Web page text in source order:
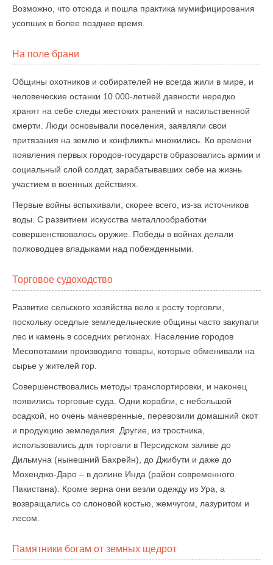
Возможно, что отсюда и пошла практика мумифицирования
усопших в более позднее время.
На поле брани
Общины охотников и собирателей не всегда жили в мире, и
человеческие останки 10 000-летней давности нередко
хранят на себе следы жестоких ранений и насильственной
смерти. Люди основывали поселения, заявляли свои
притязания на землю и конфликты множились. Ко времени
появления первых городов-государств образовались армии и
социальный слой солдат, зарабатывавших себе на жизнь
участием в военных действиях.
Первые войны вспыхивали, скорее всего, из-за источников
воды. С развитием искусства металлообработки
совершенствовалось оружие. Победы в войнах делали
полководцев владыками над побежденными.
Торговое судоходство
Развитие сельского хозяйства вело к росту торговли,
поскольку оседлые земледельческие общины часто закупали
лес и камень в соседних регионах. Население городов
Месопотамии производило товары, которые обменивали на
сырье у жителей гор.
Совершенствовались методы транспортировки, и наконец
появились торговые суда. Одни корабли, с небольшой
осадкой, но очень маневренные, перевозили домашний скот
и продукцию земледелия. Другие, из тростника,
использовались для торговли в Персидском заливе до
Дильмуна (нынешний Бахрейн), до Джибути и даже до
Мохенджо-Даро – в долине Инда (район современного
Пакистана). Кроме зерна они везли одежду из Ура, а
возвращались со слоновой костью, жемчугом, лазуритом и
лесом.
Памятники богам от земных щедрот